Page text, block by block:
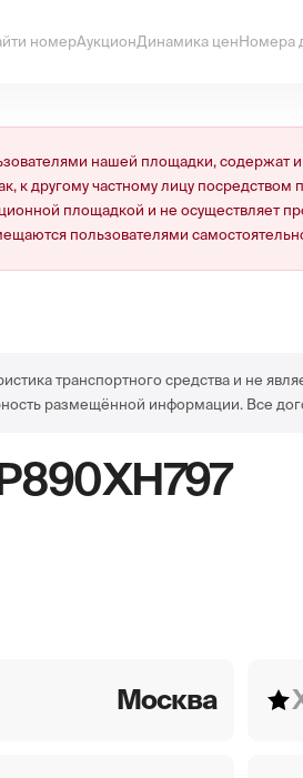
номерАукционДинамика цен Номера
нашей площадки, содержат
к другому частному лицу посредством
площадкой и не осуществляет
пользователями
транспортного средства и не
размещённой информации. Все
Москва